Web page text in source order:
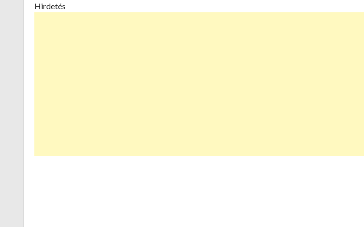
Hirdetés